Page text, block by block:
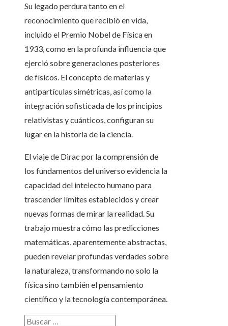
Su legado perdura tanto en el
reconocimiento que recibió en vida,
incluido el Premio Nobel de Física en
1933, como en la profunda influencia que
ejerció sobre generaciones posteriores
de físicos. El concepto de materias y
antipartículas simétricas, así como la
integración sofisticada de los principios
relativistas y cuánticos, configuran su
lugar en la historia de la ciencia.
El viaje de Dirac por la comprensión de
los fundamentos del universo evidencia la
capacidad del intelecto humano para
trascender límites establecidos y crear
nuevas formas de mirar la realidad. Su
trabajo muestra cómo las predicciones
matemáticas, aparentemente abstractas,
pueden revelar profundas verdades sobre
la naturaleza, transformando no solo la
física sino también el pensamiento
científico y la tecnología contemporánea.
Buscar: